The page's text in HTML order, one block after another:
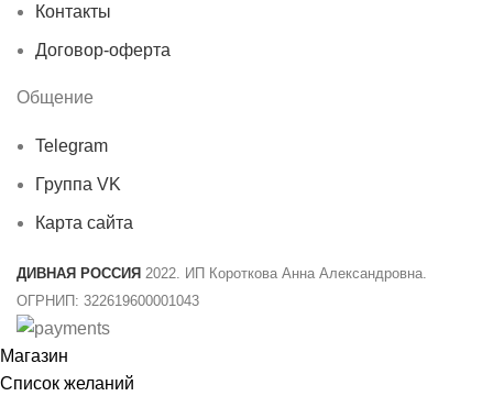
Контакты
Договор-оферта
Общение
Telegram
Группа VK
Карта сайта
ДИВНАЯ РОССИЯ 2022. ИП Короткова Анна Александровна.
ОГРНИП: 322619600001043
Магазин
Список желаний